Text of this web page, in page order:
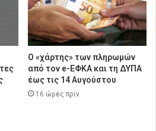
Ο «χάρτης» των πληρωμών
από τον e-ΕΦΚΑ και τη ΔΥΠΑ
έως τις 14 Αυγούστου
16 ώρες πρίν